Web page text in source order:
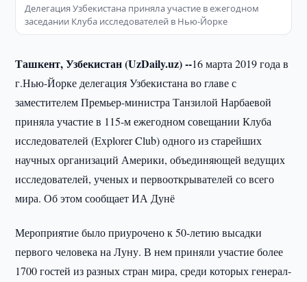
Делегация Узбекистана приняла участие в ежегодном
заседании Клуба исследователей в Нью-Йорке
Ташкент, Узбекистан (UzDaily.uz) --16 марта 2019 года в
г.Нью-Йорке делегация Узбекистана во главе с
заместителем Премьер-министра Танзилой Нарбаевой
приняла участие в 115-м ежегодном совещании Клуба
исследователей (Explorer Club) одного из старейших
научных организаций Америки, объединяющей ведущих
исследователей, ученых и первооткрывателей со всего
мира. Об этом сообщает ИА Дунё
Мероприятие было приурочено к 50-летию высадки
первого человека на Луну. В нем приняли участие более
1700 гостей из разных стран мира, среди которых генерал-